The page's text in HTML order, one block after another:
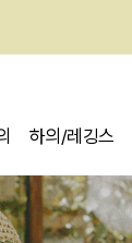
하의/레깅스